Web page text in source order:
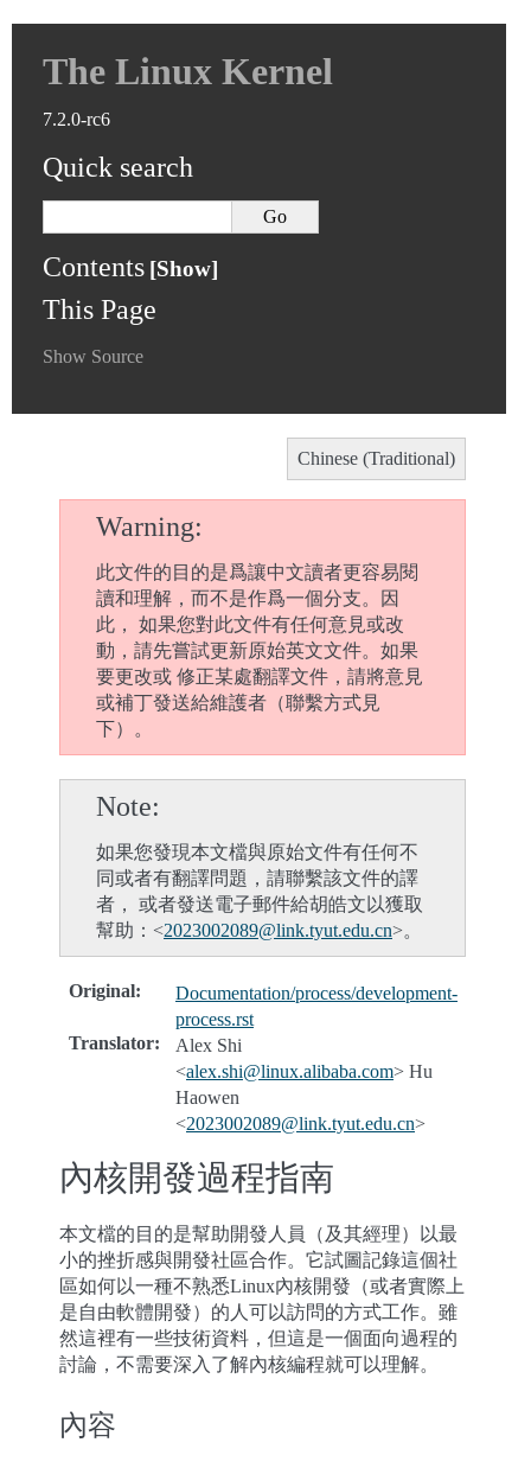
The Linux Kernel
7.2.0-rc6
Quick search
Contents
This Page
Show Source
Chinese (Traditional)
Warning
此文件的目的是爲讓中文讀者更容易閱
讀和理解，而不是作爲一個分支。因
此， 如果您對此文件有任何意見或改
動，請先嘗試更新原始英文文件。如果
要更改或 修正某處翻譯文件，請將意見
或補丁發送給維護者（聯繫方式見
下）。
Note
如果您發現本文檔與原始文件有任何不
同或者有翻譯問題，請聯繫該文件的譯
者， 或者發送電子郵件給胡皓文以獲取
幫助：<2023002089@link.tyut.edu.cn>。
Original:
Documentation/process/development-
process.rst
Translator:
Alex Shi
<alex.shi@linux.alibaba.com> Hu
Haowen
<2023002089@link.tyut.edu.cn>
內核開發過程指南
本文檔的目的是幫助開發人員（及其經理）以最
小的挫折感與開發社區合作。它試圖記錄這個社
區如何以一種不熟悉Linux內核開發（或者實際上
是自由軟體開發）的人可以訪問的方式工作。雖
然這裡有一些技術資料，但這是一個面向過程的
討論，不需要深入了解內核編程就可以理解。
內容